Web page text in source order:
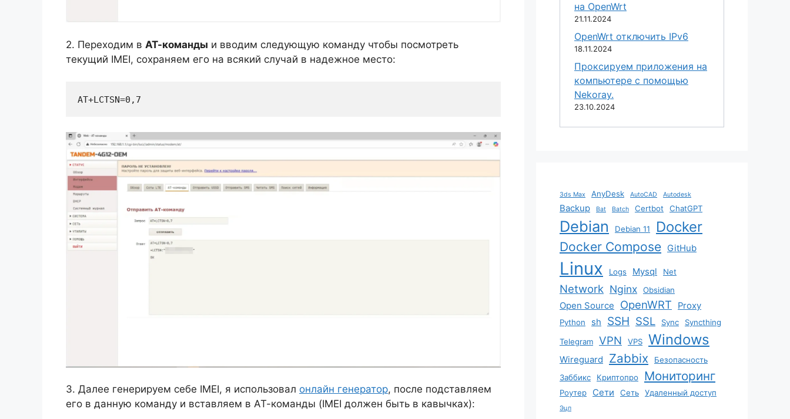
2. Переходим в АТ-команды и вводим следующую команду чтобы посмотреть
текущий IMEI, сохраняем его на всякий случай в надежное место:
AT+LCTSN=0,7
3. Далее генерируем себе IMEI, я использовал онлайн генератор, после подставляем
его в данную команду и вставляем в АТ-команды (IMEI должен быть в кавычках):
на OpenWrt
21.11.2024
OpenWrt отключить IPv6
18.11.2024
Проксируем приложения на
компьютере с помощью
Nekoray.
23.10.2024
3ds Max AnyDesk AutoCAD Autodesk
Backup Bat Batch Certbot ChatGPT
Debian Debian 11 Docker
Docker Compose GitHub
Linux Logs Mysql Net
Network Nginx Obsidian
Open Source OpenWRT Proxy
Python sh SSH SSL Sync Syncthing
Telegram VPN VPS Windows
Wireguard Zabbix
Безопасность
Заббикс
Криптопро Мониторинг
Роутер Сети Сеть Удаленный доступ
Эцп